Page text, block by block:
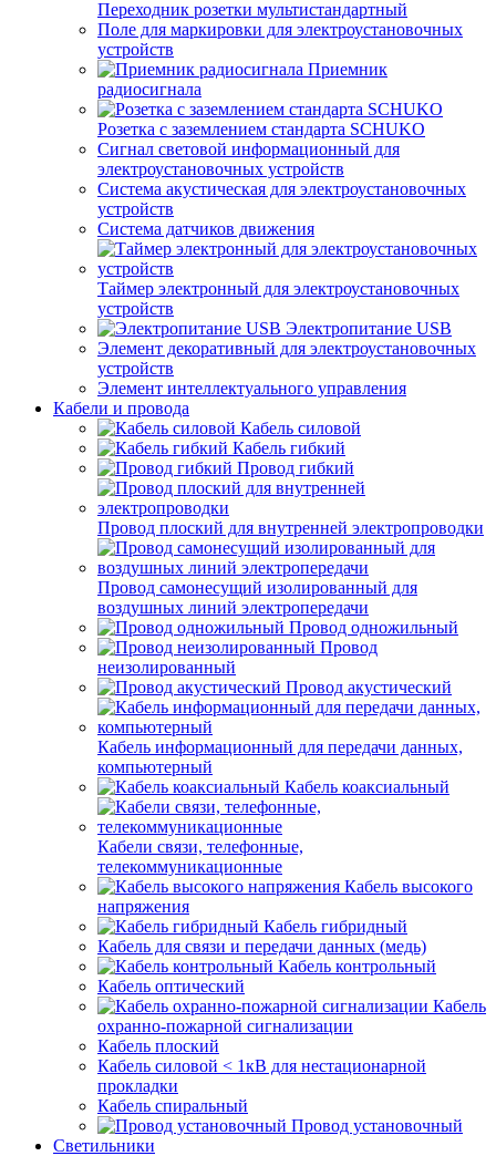
Переходник розетки мультистандартный
Поле для маркировки для электроустановочных
устройств
Приемник
радиосигнала
Розетка с заземлением стандарта SCHUKO
Сигнал световой информационный для
электроустановочных устройств
Система акустическая для электроустановочных
устройств
Система датчиков движения
Таймер электронный для электроустановочных
устройств
Электропитание USB
Элемент декоративный для электроустановочных
устройств
Элемент интеллектуального управления
Кабели и провода
Кабель силовой
Кабель гибкий
Провод гибкий
Провод плоский для внутренней электропроводки
Провод самонесущий изолированный для
воздушных линий электропередачи
Провод одножильный
Провод
неизолированный
Провод акустический
Кабель информационный для передачи данных,
компьютерный
Кабель коаксиальный
Кабели связи, телефонные,
телекоммуникационные
Кабель высокого
напряжения
Кабель гибридный
Кабель для связи и передачи данных (медь)
Кабель контрольный
Кабель оптический
Кабель
охранно-пожарной сигнализации
Кабель плоский
Кабель силовой < 1кВ для нестационарной
прокладки
Кабель спиральный
Провод установочный
Светильники